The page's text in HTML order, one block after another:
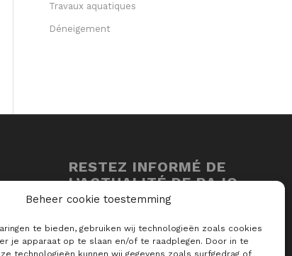
Beheer cookie toestemming
te bieden, gebruiken wij technologieën zoals cookies
je apparaat op te slaan en/of te raadplegen. Door in te
technologieën kunnen wij gegevens zoals surfgedrag of
Travaux aquatiques
Déneigement
RESTEZ INFORMÉ DE
L’ACTUALITÉ DE RAJO